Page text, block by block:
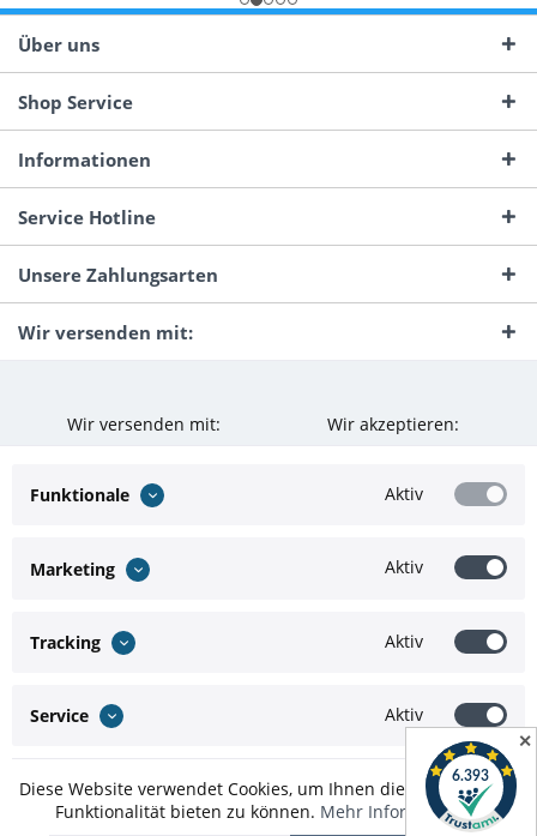
✕
Über uns
Shop Service
Informationen
Service Hotline
Unsere Zahlungsarten
Wir versenden mit:
Wir versenden mit: Wir akzeptieren:
Funktionale Aktiv
Marketing Aktiv
Tracking Aktiv
Service Aktiv
Diese Website verwendet Cookies, um Ihnen die bestmögliche
Funktionalität bieten zu können. Mehr Informationen